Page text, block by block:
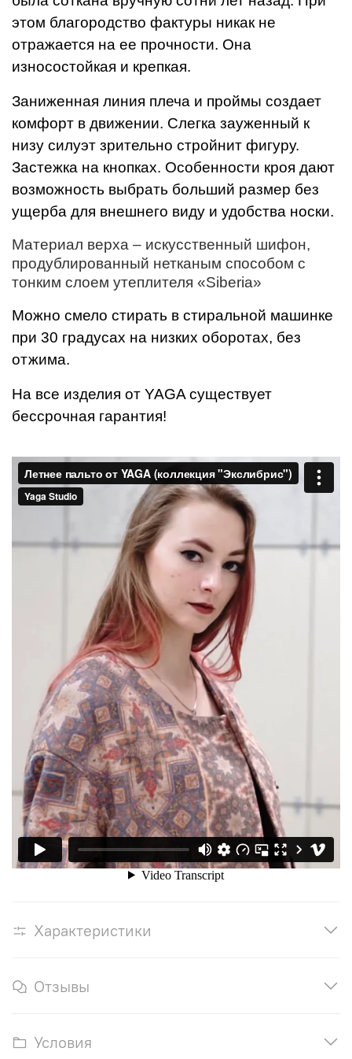
этом благородство фактуры никак не
отражается на ее прочности. Она
износостойкая и крепкая.
Заниженная линия плеча и проймы создает
комфорт в движении. Слегка зауженный к
низу силуэт зрительно стройнит фигуру.
Застежка на кнопках. Особенности кроя дают
возможность выбрать больший размер без
ущерба для внешнего виду и удобства носки.
Материал верха – искусственный шифон,
продублированный нетканым способом с
тонким слоем утеплителя «Siberia»
Можно смело стирать в стиральной машинке
при 30 градусах на низких оборотах, без
отжима.
На все изделия от YAGA существует
бессрочная гарантия!
Характеристики
Отзывы
Условия